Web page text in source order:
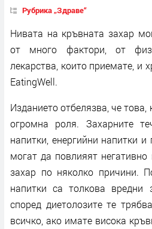
Рубрика „Здраве“
Нивата на кръвната захар
от много фактори, от
лекарства, които приемате, и
EatingWell.
Изданието отбелязва, че това,
огромна роля. Захарните
напитки, енергийни напитки
могат да повлияят
захар по няколко причини.
напитки са толкова вредни
според диетолозите те
всичко, ако имате висока